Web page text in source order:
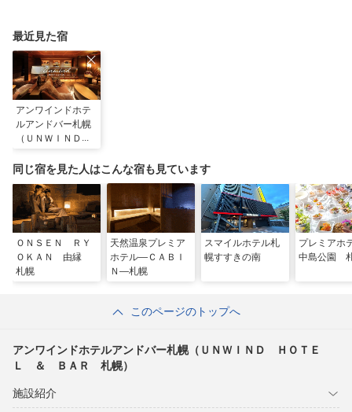
最近見た宿
アンワインドホテ
ルアンドバー札幌
（ＵＮＷＩＮＤ
ＢＡＲ 札幌）
同じ宿を見た人はこんな宿も見ています
ＯＮＳＥＮ ＲＹ
ＯＫＡＮ 由縁
札幌
天然温泉プレミア
ホテル―ＣＡＢＩ
Ｎ―札幌
スマイルホテル札
幌すすきの南
プレミア
中島公園
このページのトップへ
アンワインドホテルアンドバー札幌（ＵＮＷＩＮＤ ＨＯＴＥ
Ｌ ＆ ＢＡＲ 札幌）
施設紹介